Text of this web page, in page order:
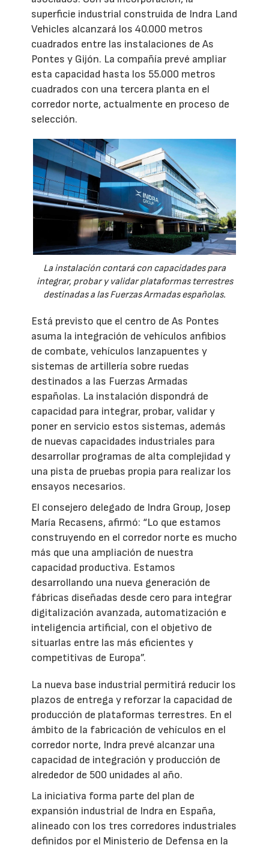
superficie industrial construida de Indra Land
Vehicles alcanzará los 40.000 metros
cuadrados entre las instalaciones de As
Pontes y Gijón. La compañía prevé ampliar
esta capacidad hasta los 55.000 metros
cuadrados con una tercera planta en el
corredor norte, actualmente en proceso de
selección.
La instalación contará con capacidades para
integrar, probar y validar plataformas terrestres
destinadas a las Fuerzas Armadas españolas.
Está previsto que el centro de As Pontes
asuma la integración de vehículos anfibios
de combate, vehículos lanzapuentes y
sistemas de artillería sobre ruedas
destinados a las Fuerzas Armadas
españolas. La instalación dispondrá de
capacidad para integrar, probar, validar y
poner en servicio estos sistemas, además
de nuevas capacidades industriales para
desarrollar programas de alta complejidad y
una pista de pruebas propia para realizar los
ensayos necesarios.
El consejero delegado de Indra Group, Josep
María Recasens, afirmó: “Lo que estamos
construyendo en el corredor norte es mucho
más que una ampliación de nuestra
capacidad productiva. Estamos
desarrollando una nueva generación de
fábricas diseñadas desde cero para integrar
digitalización avanzada, automatización e
inteligencia artificial, con el objetivo de
situarlas entre las más eficientes y
competitivas de Europa”.
La nueva base industrial permitirá reducir los
plazos de entrega y reforzar la capacidad de
producción de plataformas terrestres. En el
ámbito de la fabricación de vehículos en el
corredor norte, Indra prevé alcanzar una
capacidad de integración y producción de
alrededor de 500 unidades al año.
La iniciativa forma parte del plan de
expansión industrial de Indra en España,
alineado con los tres corredores industriales
definidos por el Ministerio de Defensa en la